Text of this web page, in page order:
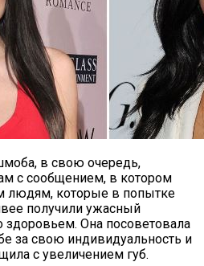
в свою очередь,
с сообщением, в котором
людям, которые в попытке
получили ужасный
здоровьем. Она посоветовала
за свою индивидуальность и
с увеличением губ.